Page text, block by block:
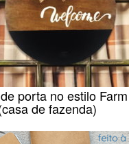
porta no estilo Farm
de fazenda)